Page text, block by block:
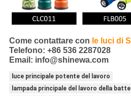
Come contattare con le luci di
Telefono: +86 536 2287028
Email: info@shinewa.com
luce principale potente del lavoro
lampada principale del lavoro della